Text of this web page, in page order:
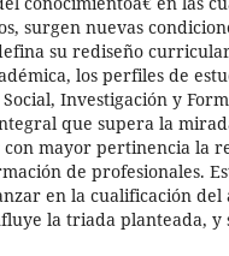
surgen nuevas
su rediseño
los perfiles de
Investigación y
que supera la
mayor pertinencia la
de profesionales.
en la cualificación
la triada planteada, y